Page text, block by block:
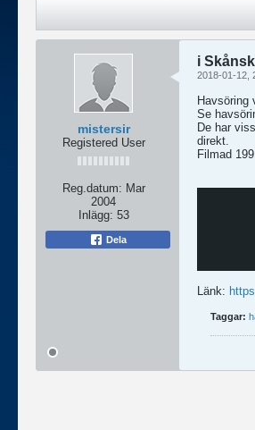
mistersir
Registered User
Reg.datum: Mar
2004
Inlägg: 53
Dela
i
2018-01-12,
Havsöring
Se
De har
direkt.
Filmad
Länk:
Taggar: